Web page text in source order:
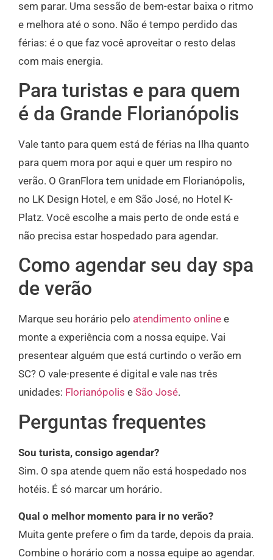
sem parar. Uma sessão de bem-estar baixa o ritmo
e melhora até o sono. Não é tempo perdido das
férias: é o que faz você aproveitar o resto delas
com mais energia.
Para turistas e para quem
é da Grande Florianópolis
Vale tanto para quem está de férias na Ilha quanto
para quem mora por aqui e quer um respiro no
verão. O GranFlora tem unidade em Florianópolis,
no LK Design Hotel, e em São José, no Hotel K-
Platz. Você escolhe a mais perto de onde está e
não precisa estar hospedado para agendar.
Como agendar seu day spa
de verão
Marque seu horário pelo atendimento online e
monte a experiência com a nossa equipe. Vai
presentear alguém que está curtindo o verão em
SC? O vale-presente é digital e vale nas três
unidades: Florianópolis e São José.
Perguntas frequentes
Sou turista, consigo agendar?
Sim. O spa atende quem não está hospedado nos
hotéis. É só marcar um horário.
Qual o melhor momento para ir no verão?
Muita gente prefere o fim da tarde, depois da praia.
Combine o horário com a nossa equipe ao agendar.